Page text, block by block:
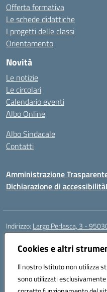
Cookies e altri
Il nostro Istituto non utilizza
sono utilizzati
Offerta formativa
Le schede didattiche
I progetti delle classi
Orientamento
Novità
Le notizie
Le circolari
Calendario eventi
Albo Online
Albo Sindacale
Contatti
Amministrazione
Dichiarazione di accessibilità
Indirizzo: Largo Perlasca, 3 -
Centralino:
Posta elettronica certificata (PEC):
Codice fiscale: 93253680875
Codice meccanografico:
Codice Indice delle Pubbliche